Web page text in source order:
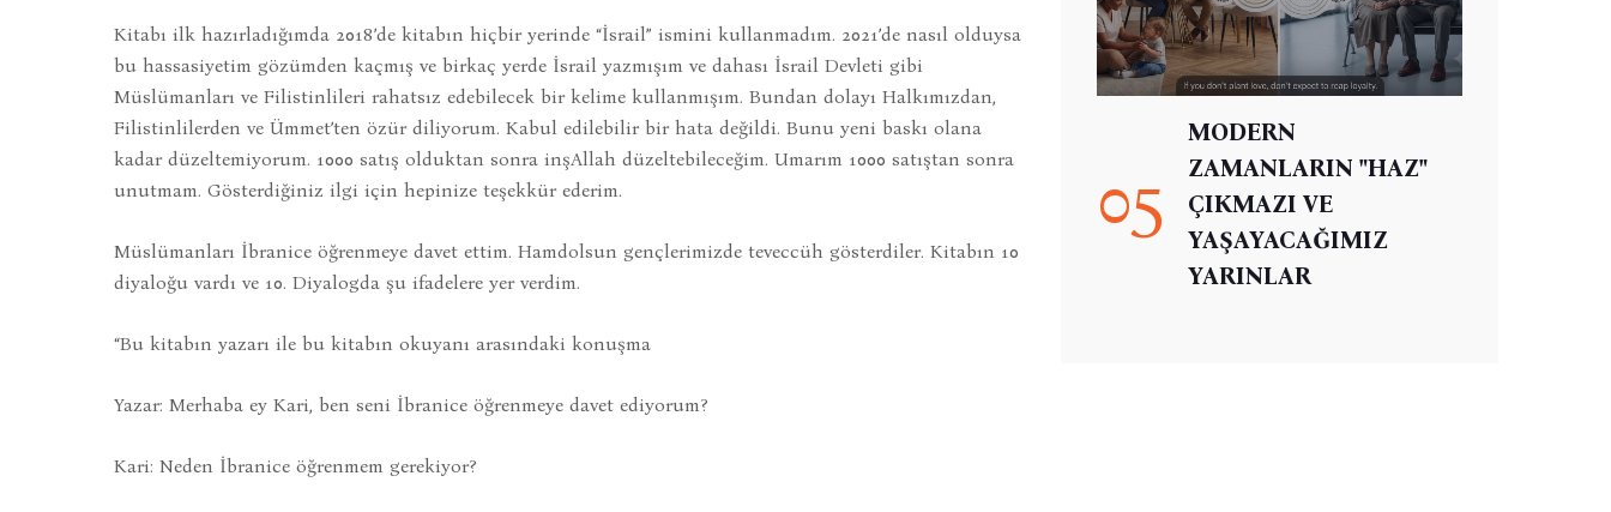
Kitabı ilk hazırladığımda 2018’de kitabın hiçbir yerinde “İsrail” ismini kullanmadım. 2021’de nasıl olduysa
bu hassasiyetim gözümden kaçmış ve birkaç yerde İsrail yazmışım ve dahası İsrail Devleti gibi
Müslümanları ve Filistinlileri rahatsız edebilecek bir kelime kullanmışım. Bundan dolayı Halkımızdan,
Filistinlilerden ve Ümmet’ten özür diliyorum. Kabul edilebilir bir hata değildi. Bunu yeni baskı olana
kadar düzeltemiyorum. 1000 satış olduktan sonra inşAllah düzeltebileceğim. Umarım 1000 satıştan sonra
unutmam. Gösterdiğiniz ilgi için hepinize teşekkür ederim.
Müslümanları İbranice öğrenmeye davet ettim. Hamdolsun gençlerimizde teveccüh gösterdiler. Kitabın 10
diyaloğu vardı ve 10. Diyalogda şu ifadelere yer verdim.
“Bu kitabın yazarı ile bu kitabın okuyanı arasındaki konuşma
Yazar: Merhaba ey Kari, ben seni İbranice öğrenmeye davet ediyorum?
Kari: Neden İbranice öğrenmem gerekiyor?
05
MODERN
ZAMANLARIN "HAZ"
ÇIKMAZI VE
YAŞAYACAĞIMIZ
YARINLAR